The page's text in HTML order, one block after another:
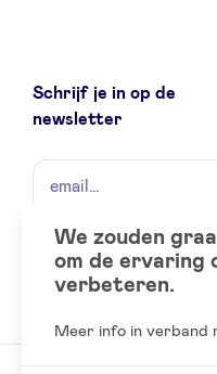
Schrijf je in op de
newsletter
naam
email
Social
accounts
LinkedIn
We zouden
om de ervaring
verbeteren.
Meer info in verband